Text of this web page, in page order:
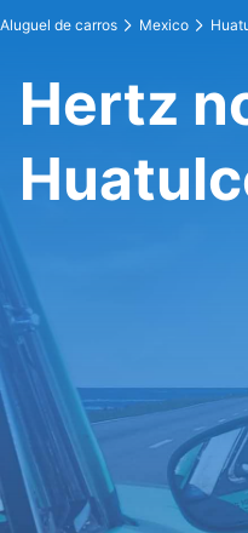
Aluguel de carros Mexico
Hertz